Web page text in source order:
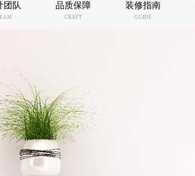
团队 品质保障
CRAFT
装修指南
GUIDE